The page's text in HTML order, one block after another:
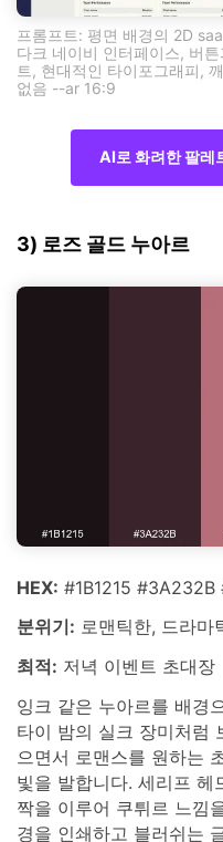
프롬프트: 평면 배경의 2D
다크 네이비 인터페이스, 버
트, 현대적인 타이포그래피,
없음 --ar 16:9
AI로 화려한 팔레
3) 로즈 골드 누아르
HEX: #1B1215
분위기: 로맨틱한, 드라마
최적: 저녁 이벤트 초대장
잉크 같은 누아르를 배경
타이 밤의 실크 장미처럼
으면서 로맨스를 원하는
빛을 발합니다. 세리프
짝을 이루어 쿠튀르 느낌
경을 인쇄하고 블러쉬는